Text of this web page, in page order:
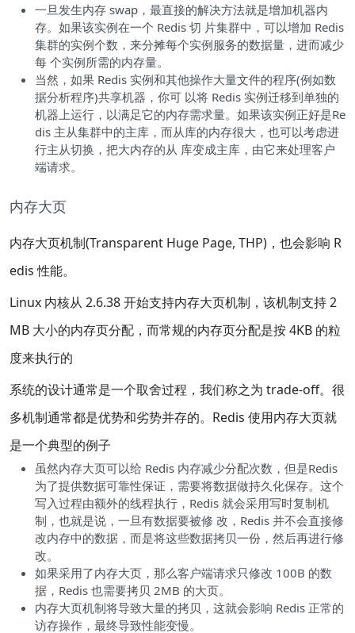
一旦发生内存 swap，最直接的解决方法就是增加机器内
存。如果该实例在一个 Redis 切 片集群中，可以增加 Redis
集群的实例个数，来分摊每个实例服务的数据量，进而减少
每 个实例所需的内存量。
当然，如果 Redis 实例和其他操作大量文件的程序(例如数
据分析程序)共享机器，你可 以将 Redis 实例迁移到单独的
机器上运行，以满足它的内存需求量。如果该实例正好是Re
dis 主从集群中的主库，而从库的内存很大，也可以考虑进
行主从切换，把大内存的从 库变成主库，由它来处理客户
端请求。
内存大页
内存大页机制(Transparent Huge Page, THP)，也会影响 R
edis 性能。
Linux 内核从 2.6.38 开始支持内存大页机制，该机制支持 2
MB 大小的内存页分配，而常规的内存页分配是按 4KB 的粒
度来执行的
系统的设计通常是一个取舍过程，我们称之为 trade-off。很
多机制通常都是优势和劣势并存的。Redis 使用内存大页就
是一个典型的例子
虽然内存大页可以给 Redis 内存减少分配次数，但是Redis
为了提供数据可靠性保证，需要将数据做持久化保存。这个
写入过程由额外的线程执行，Redis 就会采用写时复制机
制，也就是说，一旦有数据要被修 改，Redis 并不会直接修
改内存中的数据，而是将这些数据拷贝一份，然后再进行修
改。
如果采用了内存大页，那么客户端请求只修改 100B 的数
据，Redis 也需要拷贝 2MB 的大页。
内存大页机制将导致大量的拷贝，这就会影响 Redis 正常的
访存操作，最终导致性能变慢。